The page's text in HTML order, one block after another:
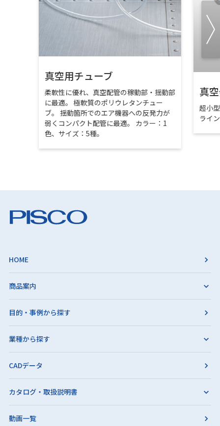
真空用チューブ
柔軟性に優れ、真空配管の稼動部・揺動部
に最適。 極軟質のポリウレタンチュー
ブ。 揺動箇所でのエア機器への反発力が
弱くコンパクト配管に最適。 カラー：1
色、サイズ：5種。
真
超小
ライ
HOME
商品案内
目的・事例から探す
業種から探す
CADデータ
カタログ・取扱説明書
動画一覧